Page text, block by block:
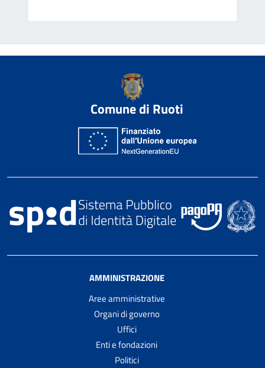
Comune di Ruoti
AMMINISTRAZIONE
Aree amministrative
Organi di governo
Uffici
Enti e fondazioni
Politici